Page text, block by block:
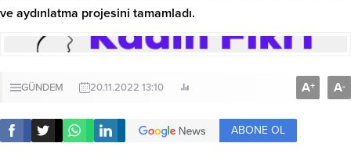
ve aydınlatma projesini tamamladı.
GÜNDEM 20.11.2022 13:10 A+ A-
ABONE OL